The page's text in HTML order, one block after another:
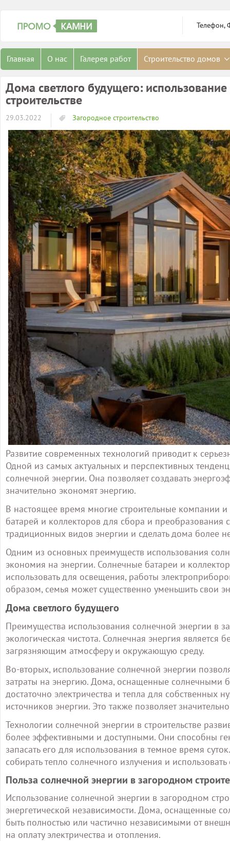
Телефон,
Главная О нас Галерея работ Строительство домов
Дома светлого будущего:
строительстве
29.03.2022 Загородное строительство
Развитие современных технологий приводит к
Одной из самых актуальных и перспективных
солнечной энергии. Она позволяет создавать
значительно экономят энергию.
В настоящее время многие строительные компании
батарей и коллекторов для сбора и преобразования
традиционных видов энергии и сделать дома более
Одним из основных преимуществ использования
экономия на энергии. Солнечные батареи и
использовать для освещения, работы
образом, семья может существенно уменьшить свои
Дома светлого будущего
Преимущества использования солнечной энергии в
экологическая чистота. Солнечная энергия
загрязняющим атмосферу и окружающую среду.
Во-вторых, использование солнечной энергии
затраты на энергию. Дома, оснащенные солнечными
достаточно электричества и тепла для собственных
источников энергии. Это также позволяет
Технологии солнечной энергии в строительстве
более эффективными и доступными. Они способны
запасать его для использования в темное время
собирать тепло солнечного излучения и
Польза солнечной энергии в загородном
Использование солнечной энергии в загородном
энергетической независимости. Дома, оснащенные
быть полностью или частично независимыми от
на оплату электричества и отопления.